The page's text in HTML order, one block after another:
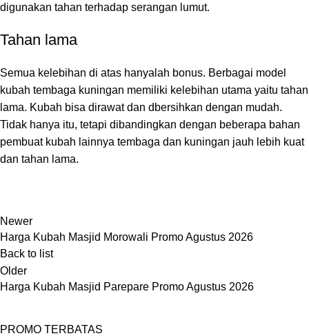
digunakan tahan terhadap serangan lumut.
Tahan lama
Semua kelebihan di atas hanyalah bonus. Berbagai model
kubah tembaga kuningan memiliki kelebihan utama yaitu tahan
lama. Kubah bisa dirawat dan dbersihkan dengan mudah.
Tidak hanya itu, tetapi dibandingkan dengan beberapa bahan
pembuat kubah lainnya tembaga dan kuningan jauh lebih kuat
dan tahan lama.
Newer
Harga Kubah Masjid Morowali Promo Agustus 2026
Back to list
Older
Harga Kubah Masjid Parepare Promo Agustus 2026
PROMO TERBATAS